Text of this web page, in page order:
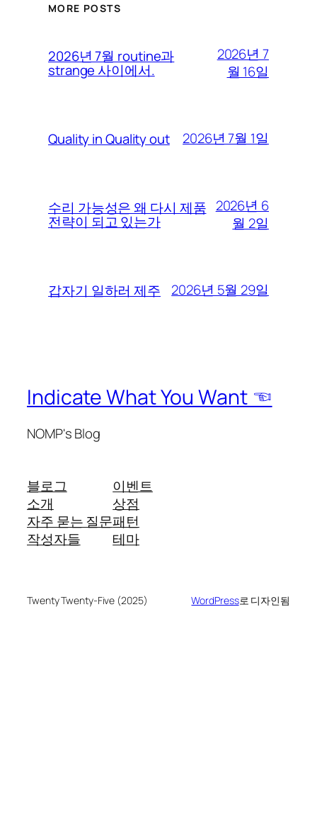
MORE POSTS
2026년 7월 routine과
strange 사이에서.
2026년 7
월 16일
Quality in Quality out 2026년 7월 1일
수리 가능성은 왜 다시 제품
전략이 되고 있는가
2026년 6
월 2일
갑자기 일하러 제주 2026년 5월 29일
Indicate What You Want ☜
NOMP's Blog
블로그
소개
자주 묻는 질문
작성자들
이벤트
상점
패턴
테마
Twenty Twenty-Five (2025) WordPress로 디자인됨